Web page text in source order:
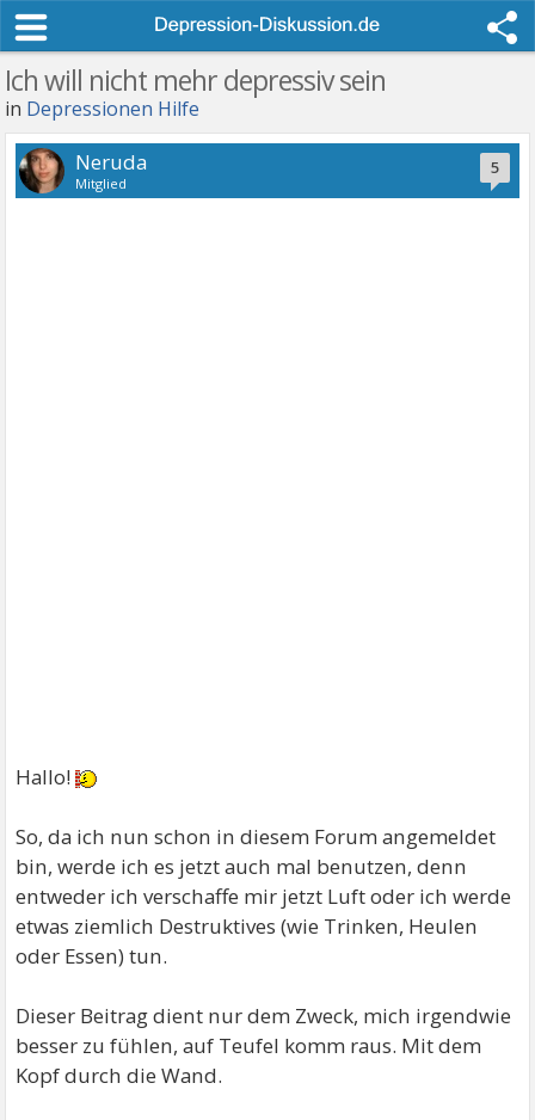
Ich will nicht mehr depressiv sein
in Depressionen Hilfe
5
Neruda
Mitglied
Hallo!
So, da ich nun schon in diesem Forum angemeldet
bin, werde ich es jetzt auch mal benutzen, denn
entweder ich verschaffe mir jetzt Luft oder ich werde
etwas ziemlich Destruktives (wie Trinken, Heulen
oder Essen) tun.
Dieser Beitrag dient nur dem Zweck, mich irgendwie
besser zu fühlen, auf Teufel komm raus. Mit dem
Kopf durch die Wand.